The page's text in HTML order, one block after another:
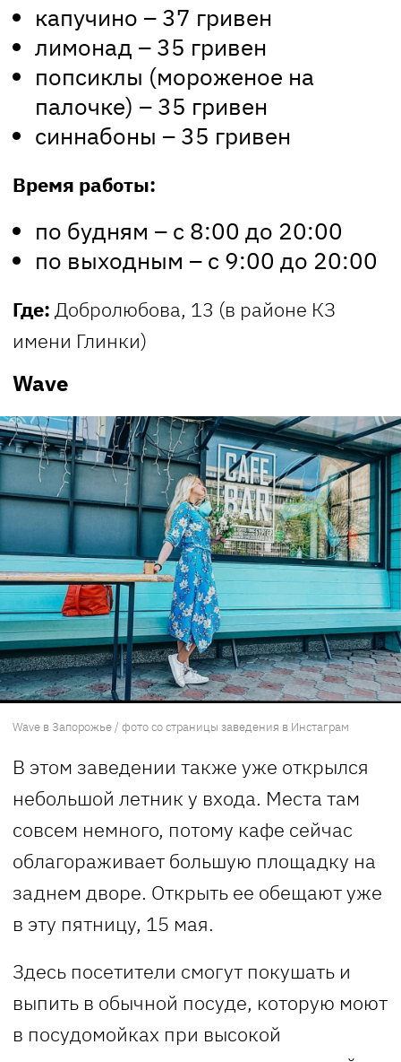
капучино – 37 гривен
лимонад – 35 гривен
попсиклы (мороженое на
палочке) – 35 гривен
синнабоны – 35 гривен
Время работы:
по будням – с 8:00 до 20:00
по выходным – с 9:00 до 20:00
Где: Добролюбова, 13 (в районе КЗ
имени Глинки)
Wave
Wave в Запорожье / фото со страницы заведения в Инстаграм
В этом заведении также уже открылся
небольшой летник у входа. Места там
совсем немного, потому кафе сейчас
облагораживает большую площадку на
заднем дворе. Открыть ее обещают уже
в эту пятницу, 15 мая.
Здесь посетители смогут покушать и
выпить в обычной посуде, которую моют
в посудомойках при высокой